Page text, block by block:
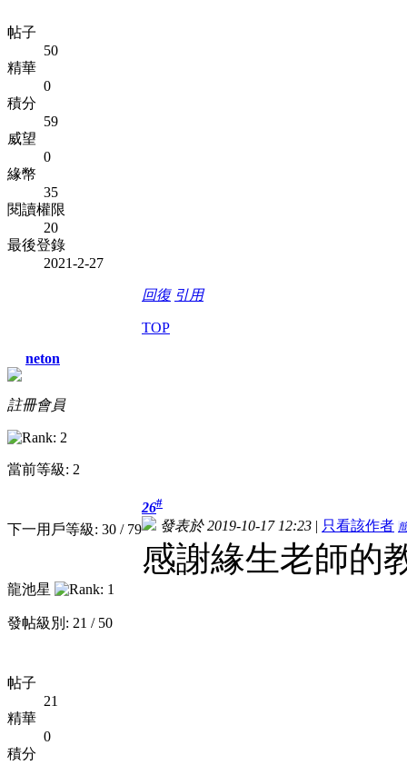
帖子
50
精華
0
積分
59
威望
0
緣幣
35
閱讀權限
20
最後登錄
2021-2-27
回復 引用
TOP
neton
註冊會員
當前等級: 2
下一用戶等級: 30 / 79
龍池星
發帖級別: 21 / 50
帖子
21
精華
0
積分
26#
發表於 2019-10-17 12:23 | 只看該作者
感謝緣生老師的